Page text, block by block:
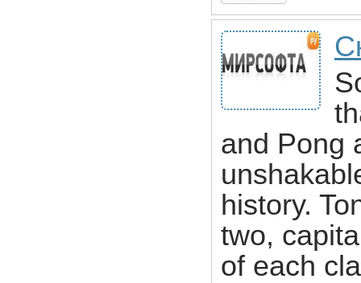
and Pong
history.
two,
of each